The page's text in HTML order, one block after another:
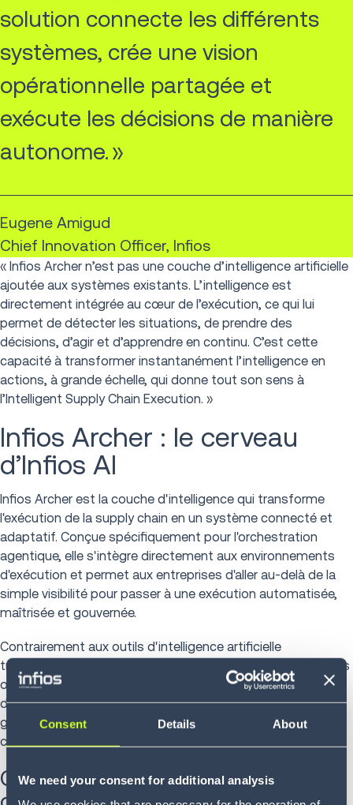
Consent Details About
We need your consent for additional analysis
solution connecte les différents
systèmes, crée une vision
opérationnelle partagée et
exécute les décisions de manière
autonome. »
Eugene Amigud
Chief Innovation Officer, Infios
« Infios Archer n’est pas une couche d’intelligence artificielle
ajoutée aux systèmes existants. L’intelligence est
directement intégrée au cœur de l’exécution, ce qui lui
permet de détecter les situations, de prendre des
décisions, d’agir et d’apprendre en continu. C’est cette
capacité à transformer instantanément l’intelligence en
actions, à grande échelle, qui donne tout son sens à
l’Intelligent Supply Chain Execution. »
Infios Archer : le cerveau
d’Infios AI
Infios Archer est la couche d'intelligence qui transforme
l'exécution de la supply chain en un système connecté et
adaptatif. Conçue spécifiquement pour l'orchestration
agentique, elle s'intègre directement aux environnements
d'exécution et permet aux entreprises d'aller au-delà de la
simple visibilité pour passer à une exécution automatisée,
maîtrisée et gouvernée.
Contrairement aux outils d'intelligence artificielle
traditionnels, qui se limitent à fournir des recommandations
ou des analyses, Infios Archer exécute directement les
décisions au cœur des processus opérationnels, tout en
garantissant leur gouvernance, leur traçabilité et leur
conformité aux règles métier.
Cinq composantes clés au service